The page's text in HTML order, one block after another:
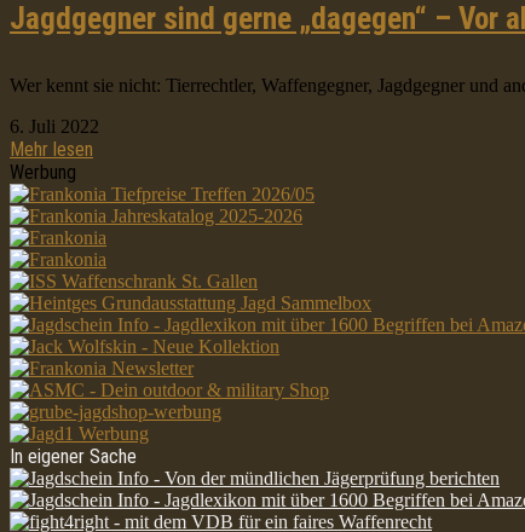
Jagdgegner sind gerne „dagegen“ – Vor
Wer kennt sie nicht: Tierrechtler, Waffengegner, Jagdgegner und
6. Juli 2022
Mehr lesen
Werbung
In eigener Sache